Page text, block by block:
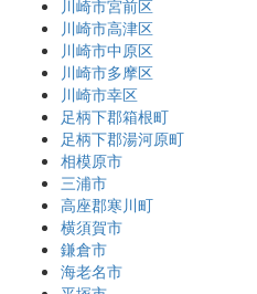
川崎市宮前区
川崎市高津区
川崎市中原区
川崎市多摩区
川崎市幸区
足柄下郡箱根町
足柄下郡湯河原町
相模原市
三浦市
高座郡寒川町
横須賀市
鎌倉市
海老名市